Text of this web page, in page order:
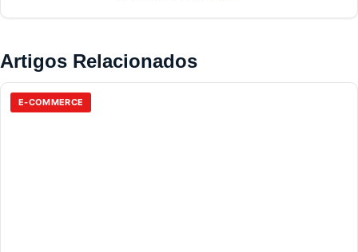
Artigos Relacionados
E-COMMERCE